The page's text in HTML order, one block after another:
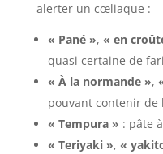
alerter un cœliaque :
« Pané », « en
quasi certaine de
« À la normande »,
pouvant contenir
« Tempura » : pâte
« Teriyaki », «